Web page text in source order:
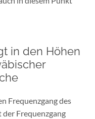
in den Höhen
Frequenzgang des
Frequenzgang